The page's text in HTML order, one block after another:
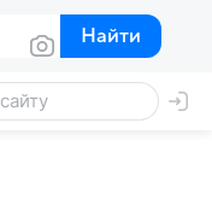
Найти
Найти